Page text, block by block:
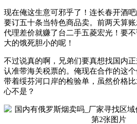
现在俺这生意可邪乎了！连长春开酒
要订五十条当特色商品卖。前两天算
代理差价就赚了台二手五菱宏光！要
大的饿死胆小的呢！
不过说真的啊，兄弟们要真想找国内
认准带海关税票的。俺现在合作的这
带着绥芬河口岸的检验单，虽然价格
心不是？